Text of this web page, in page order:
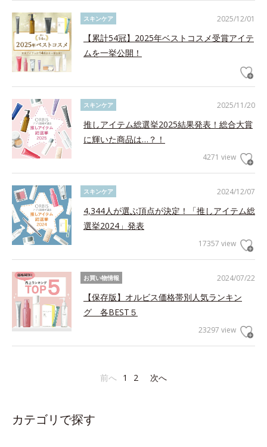
2025/12/01
スキンケア
【累計54冠】2025年ベストコスメ受賞アイテ
ムを一挙公開！
2025/11/20
スキンケア
推しアイテム総選挙2025結果発表！総合大賞
に輝いた商品は…？！
4271 view
2024/12/07
スキンケア
4,344人が選ぶ頂点が決定！「推しアイテム総
選挙2024」発表
17357 view
2024/07/22
お買い物情報
【保存版】オルビス価格帯別人気ランキン
グ 各BEST５
23297 view
前へ 1 2 次へ
カテゴリで探す